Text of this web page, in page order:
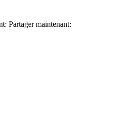
Partager maintenant: